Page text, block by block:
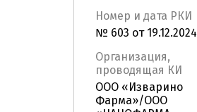
Номер и дата РКИ
№ 603 от 19.12.2024
Организация,
проводящая КИ
ООО «Изварино
Фарма»/ООО